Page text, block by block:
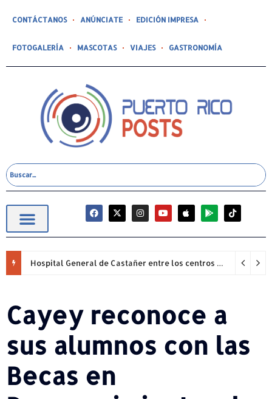
CONTÁCTANOS ANÚNCIATE EDICIÓN IMPRESA
FOTOGALERÍA MASCOTAS VIAJES GASTRONOMÍA
Hospital General de Castañer entre los centros de salud comunitarios con mejor desempeño clínico de Estados Unidos
Cayey reconoce a
sus alumnos con las
Becas en